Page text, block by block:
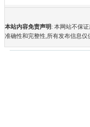
本站内容免责声明 : 本网站不保
准确性和完整性,所有发布信息